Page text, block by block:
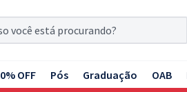
OFF Pós Graduação OAB